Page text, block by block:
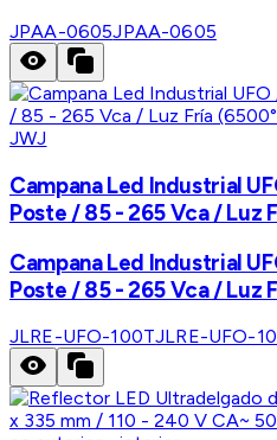
JPAA-0605JPAA-0605
JWJ
Campana Led Industrial
Poste / 85 - 265 Vca / Luz
Campana Led Industrial
Poste / 85 - 265 Vca / Luz
JLRE-UFO-100TJLRE-UFO-